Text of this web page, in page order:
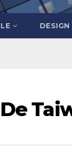
DESIGN